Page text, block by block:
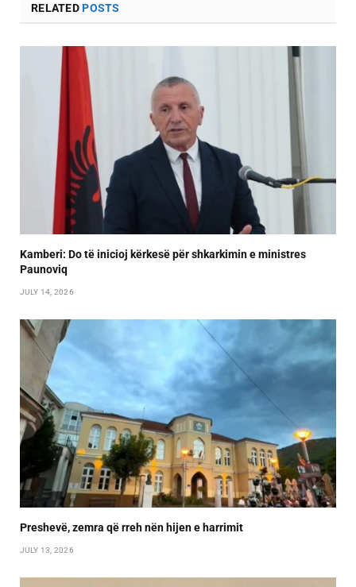
RELATEDPOSTS
Kamberi: Do të inicioj kërkesë për shkarkimin e ministres
Paunoviq
JULY 14, 2026
Preshevë, zemra që rreh nën hijen e harrimit
JULY 13, 2026